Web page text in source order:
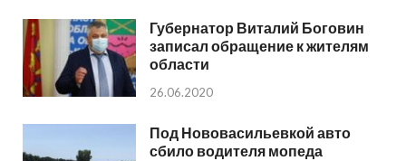
Губернатор Виталий Боговин
записал обращение к жителям
области
26.06.2020
Под Нововасильевкой авто
сбило водителя мопеда